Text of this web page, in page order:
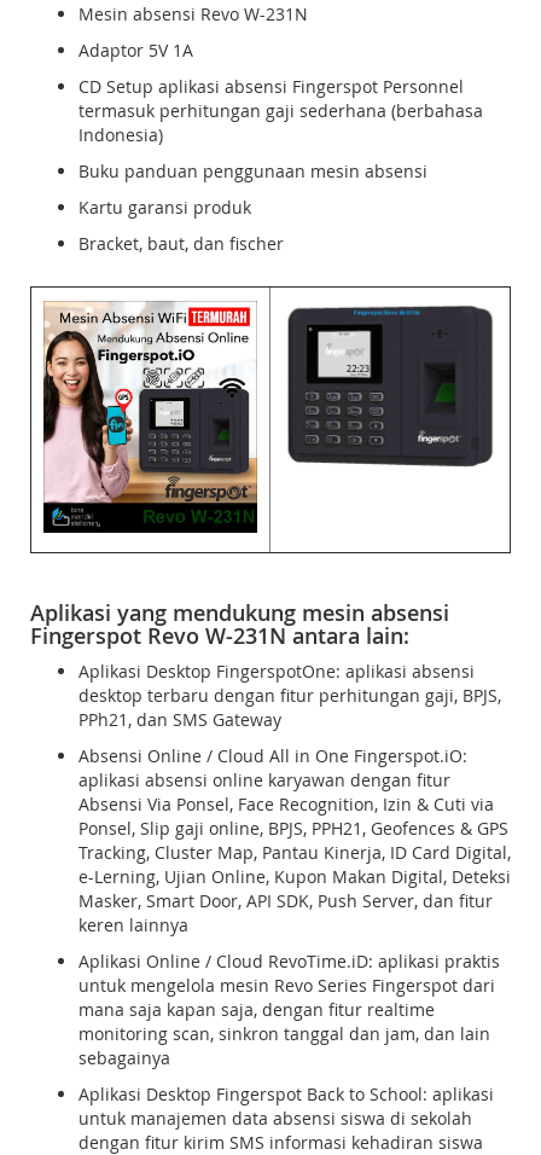
Mesin absensi Revo W-231N
Adaptor 5V 1A
CD Setup aplikasi absensi Fingerspot Personnel
termasuk perhitungan gaji sederhana (berbahasa
Indonesia)
Buku panduan penggunaan mesin absensi
Kartu garansi produk
Bracket, baut, dan fischer
Aplikasi yang mendukung mesin absensi
Fingerspot Revo W-231N antara lain:
Aplikasi Desktop FingerspotOne: aplikasi absensi
desktop terbaru dengan fitur perhitungan gaji, BPJS,
PPh21, dan SMS Gateway
Absensi Online / Cloud All in One Fingerspot.iO:
aplikasi absensi online karyawan dengan fitur
Absensi Via Ponsel, Face Recognition, Izin & Cuti via
Ponsel, Slip gaji online, BPJS, PPH21, Geofences & GPS
Tracking, Cluster Map, Pantau Kinerja, ID Card Digital,
e-Lerning, Ujian Online, Kupon Makan Digital, Deteksi
Masker, Smart Door, API SDK, Push Server, dan fitur
keren lainnya
Aplikasi Online / Cloud RevoTime.iD: aplikasi praktis
untuk mengelola mesin Revo Series Fingerspot dari
mana saja kapan saja, dengan fitur realtime
monitoring scan, sinkron tanggal dan jam, dan lain
sebagainya
Aplikasi Desktop Fingerspot Back to School: aplikasi
untuk manajemen data absensi siswa di sekolah
dengan fitur kirim SMS informasi kehadiran siswa